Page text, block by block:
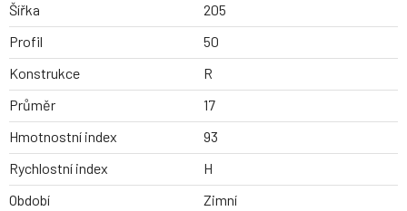
Šířka
205
Profil
50
Konstrukce
R
Průměr
17
Hmotnostní index
93
Rychlostní index
H
Období
Zimní